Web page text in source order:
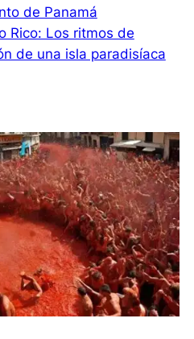
de Panamá
Rico: Los ritmos de
de una isla paradisíaca